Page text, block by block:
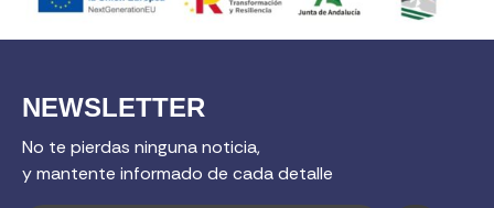
NEWSLETTER
No te pierdas ninguna noticia,
y mantente informado de cada detalle